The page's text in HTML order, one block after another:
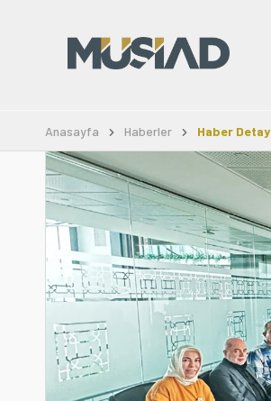
Anasayfa Haberler Haber Detay